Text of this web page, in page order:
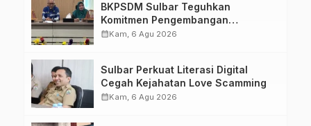
BKPSDM Sulbar Teguhkan
Komitmen Pengembangan
Kompetensi ASN melalui
calendar_monthKam, 6 Agu 2026
Sulbar Perkuat Literasi Digital
Cegah Kejahatan Love Scamming
calendar_monthKam, 6 Agu 2026